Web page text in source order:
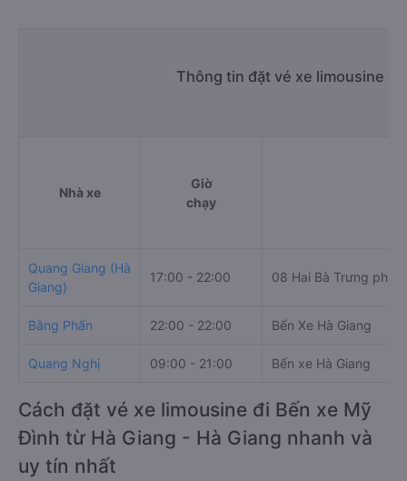
Thông tin đặt vé xe limousine
Nhà xe
Giờ
chạy
Quang Giang (Hà
Giang)
17:00 - 22:00 08 Hai Bà Trưng
Bằng Phấn 22:00 - 22:00 Bến Xe Hà Giang
Quang Nghị 09:00 - 21:00 Bến xe Hà Giang
Cách đặt vé xe limousine đi Bến xe Mỹ
Đình từ Hà Giang - Hà Giang nhanh và
uy tín nhất